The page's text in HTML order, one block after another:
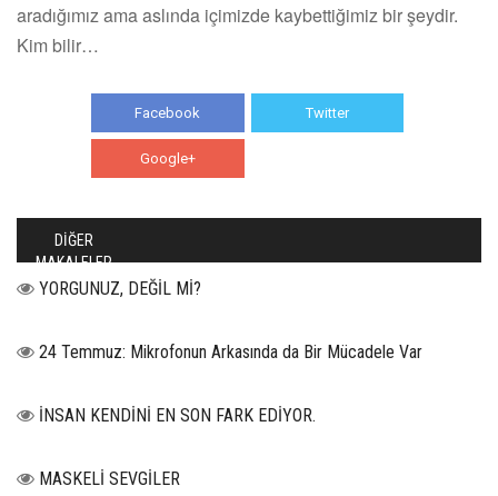
aradığımız ama aslında içimizde kaybettiğimiz bir şeydir.
Kim bilir…
Facebook Twitter
Google+
DİĞER
MAKALELER
YORGUNUZ, DEĞİL Mİ?
24 Temmuz: Mikrofonun Arkasında da Bir Mücadele Var
İNSAN KENDİNİ EN SON FARK EDİYOR.
MASKELİ SEVGİLER